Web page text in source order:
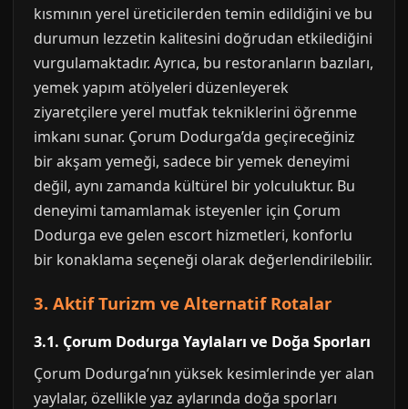
kısmının yerel üreticilerden temin edildiğini ve bu
durumun lezzetin kalitesini doğrudan etkilediğini
vurgulamaktadır. Ayrıca, bu restoranların bazıları,
yemek yapım atölyeleri düzenleyerek
ziyaretçilere yerel mutfak tekniklerini öğrenme
imkanı sunar. Çorum Dodurga’da geçireceğiniz
bir akşam yemeği, sadece bir yemek deneyimi
değil, aynı zamanda kültürel bir yolculuktur. Bu
deneyimi tamamlamak isteyenler için Çorum
Dodurga eve gelen escort hizmetleri, konforlu
bir konaklama seçeneği olarak değerlendirilebilir.
3. Aktif Turizm ve Alternatif Rotalar
3.1. Çorum Dodurga Yaylaları ve Doğa Sporları
Çorum Dodurga’nın yüksek kesimlerinde yer alan
yaylalar, özellikle yaz aylarında doğa sporları